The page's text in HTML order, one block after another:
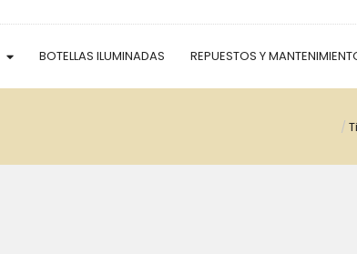
BOTELLAS ILUMINADAS REPUESTOS Y
/